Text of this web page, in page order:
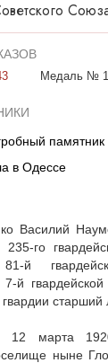
Медаль №
памятник
в Одессе
Василий
го
й
7-й
старший
12 марта
ныне